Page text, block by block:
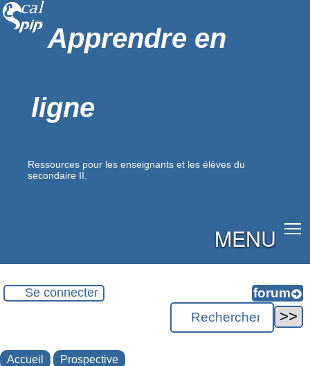
Apprendre en
ligne
Ressources pour les enseignants et les élèves du
secondaire II.
MENU
Se connecter
Accueil Prospective